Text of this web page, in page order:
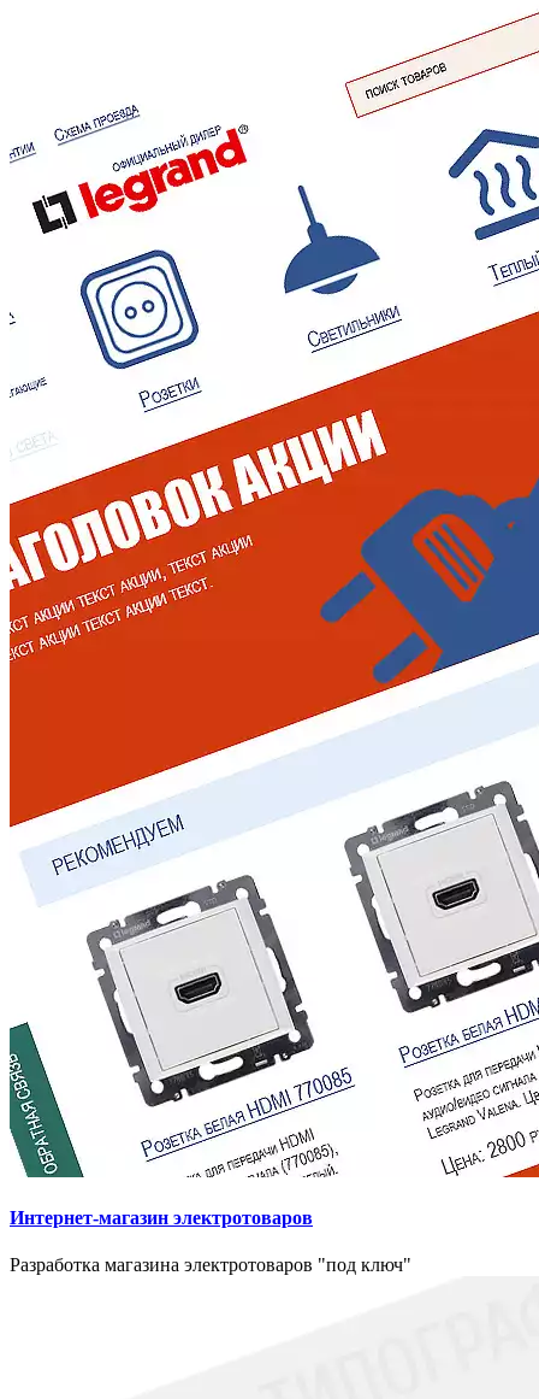
Интернет-магазин электротоваров
Разработка магазина электротоваров "под ключ"